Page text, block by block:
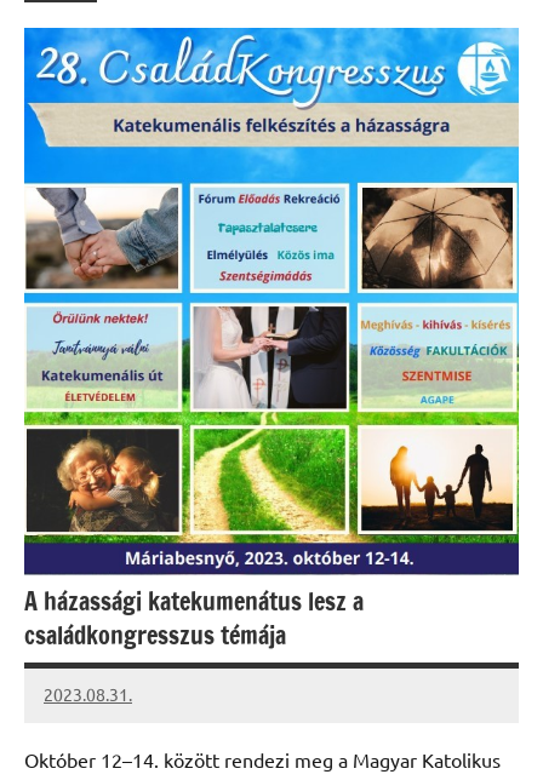
A házassági katekumenátus lesz a
családkongresszus témája
2023.08.31.
kovacs.agi
Október 12–14. között rendezi meg a Magyar Katolikus